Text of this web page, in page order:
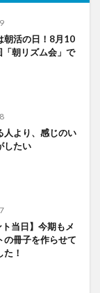
朝活の日！8月10
朝リズム会」で
人より、感じのい
したい
ト当日】今期もメ
の冊子を作らせて
！